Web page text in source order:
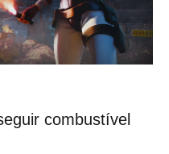
combustível